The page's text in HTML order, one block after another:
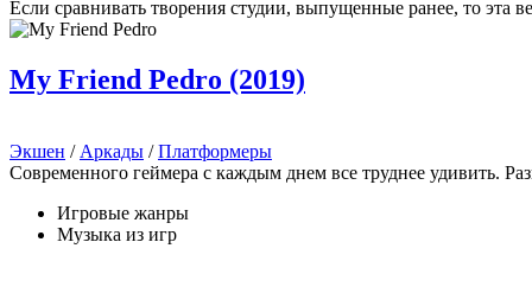
Если сравнивать творения студии, выпущенные ранее, то эта
My Friend Pedro (2019)
Экшен / Аркады /Платформеры
Современного геймера с каждым днем все труднее удивить.
Игровые жанры
Музыка из игр